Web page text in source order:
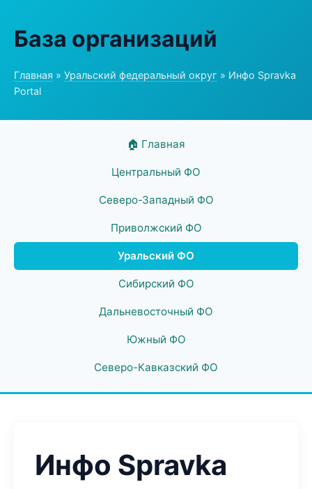
База организаций
Главная » Уральский федеральный округ » Инфо Spravka
Portal
🏠 Главная
Центральный ФО
Северо-Западный ФО
Приволжский ФО
Уральский ФО
Сибирский ФО
Дальневосточный ФО
Южный ФО
Северо-Кавказский ФО
Инфо Spravka